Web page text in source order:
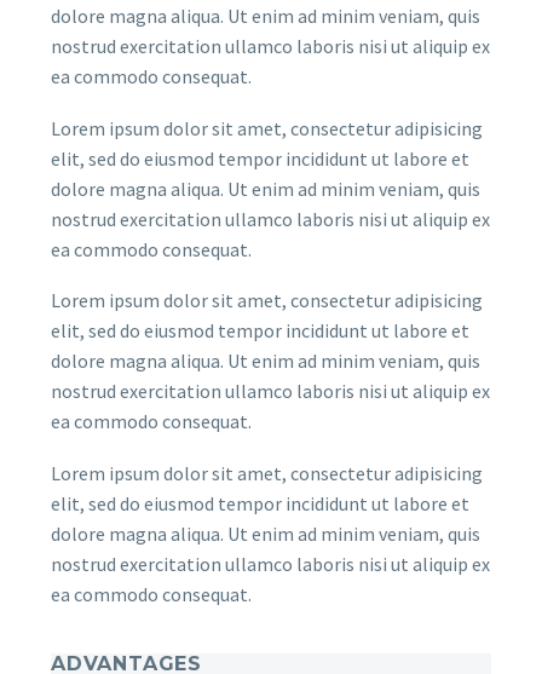
dolore magna aliqua. Ut enim ad minim veniam, quis
nostrud exercitation ullamco laboris nisi ut aliquip ex
ea commodo consequat.
Lorem ipsum dolor sit amet, consectetur adipisicing
elit, sed do eiusmod tempor incididunt ut labore et
dolore magna aliqua. Ut enim ad minim veniam, quis
nostrud exercitation ullamco laboris nisi ut aliquip ex
ea commodo consequat.
Lorem ipsum dolor sit amet, consectetur adipisicing
elit, sed do eiusmod tempor incididunt ut labore et
dolore magna aliqua. Ut enim ad minim veniam, quis
nostrud exercitation ullamco laboris nisi ut aliquip ex
ea commodo consequat.
Lorem ipsum dolor sit amet, consectetur adipisicing
elit, sed do eiusmod tempor incididunt ut labore et
dolore magna aliqua. Ut enim ad minim veniam, quis
nostrud exercitation ullamco laboris nisi ut aliquip ex
ea commodo consequat.
ADVANTAGES